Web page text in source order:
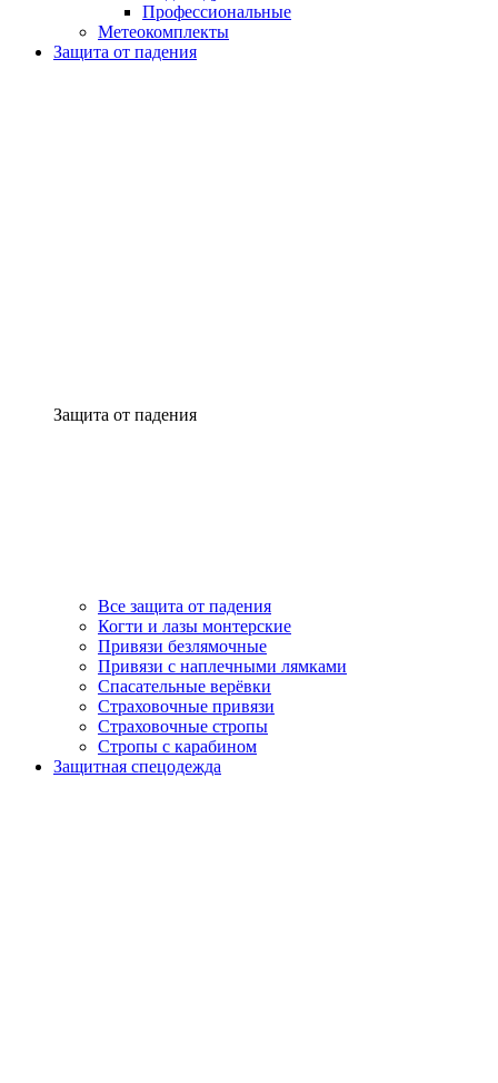
Профессиональные
Метеокомплекты
Защита от падения
Защита от падения
Все защита от падения
Когти и лазы монтерские
Привязи безлямочные
Привязи с наплечными лямками
Спасательные верёвки
Страховочные привязи
Страховочные стропы
Стропы с карабином
Защитная спецодежда